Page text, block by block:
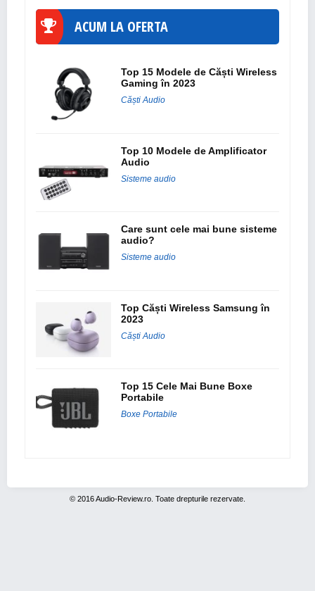
ACUM LA OFERTA
Top 15 Modele de Căști Wireless
Gaming în 2023
Căști Audio
Top 10 Modele de Amplificator
Audio
Sisteme audio
Care sunt cele mai bune sisteme
audio?
Sisteme audio
Top Căști Wireless Samsung în
2023
Căști Audio
Top 15 Cele Mai Bune Boxe
Portabile
Boxe Portabile
© 2016 Audio-Review.ro. Toate drepturile rezervate.